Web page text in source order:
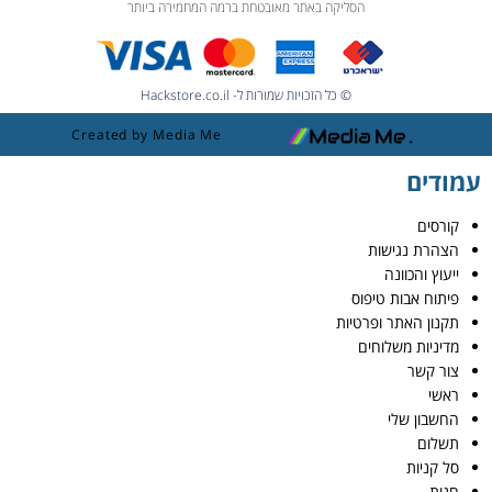
הסליקה באתר מאובטחת ברמה המחמירה ביותר
© כל הזכויות שמורות ל- Hackstore.co.il
Created by Media Me
עמודים
קורסים
הצהרת נגישות
ייעוץ והכוונה
פיתוח אבות טיפוס
תקנון האתר ופרטיות
מדיניות משלוחים
צור קשר
ראשי
החשבון שלי
תשלום
סל קניות